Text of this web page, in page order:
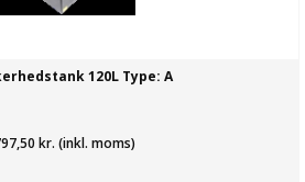
120L Type: A
kr. (inkl. moms)